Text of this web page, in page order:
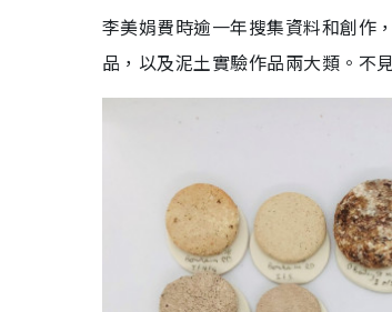
李美娟費時逾一年搜集資料和創作
品，以及泥土實驗作品兩大類。不